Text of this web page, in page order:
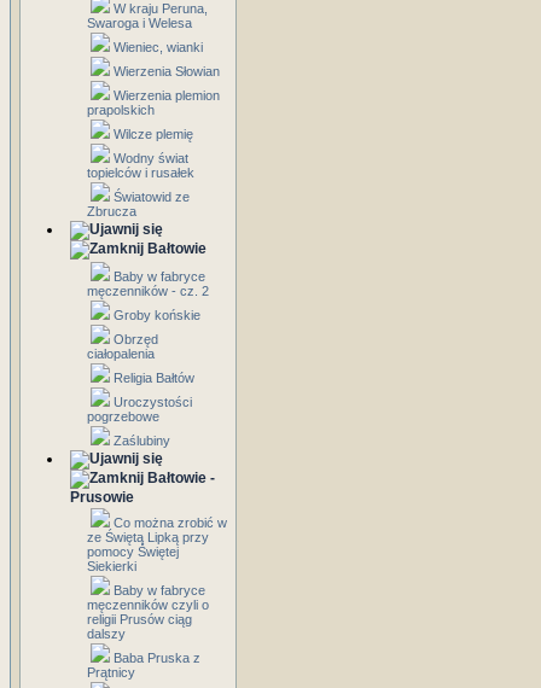
W kraju Peruna,
Swaroga i Welesa
Wieniec, wianki
Wierzenia Słowian
Wierzenia plemion
prapolskich
Wilcze plemię
Wodny świat
topielców i rusałek
Światowid ze
Zbrucza
Bałtowie
Baby w fabryce
męczenników - cz. 2
Groby końskie
Obrzęd
ciałopalenia
Religia Bałtów
Uroczystości
pogrzebowe
Zaślubiny
Bałtowie -
Prusowie
Co można zrobić w
ze Świętą Lipką przy
pomocy Świętej
Siekierki
Baby w fabryce
męczenników czyli o
religii Prusów ciąg
dalszy
Baba Pruska z
Prątnicy